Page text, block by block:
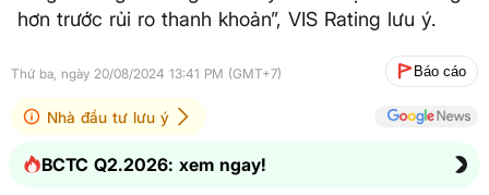
hơn trước rủi ro thanh khoản”, VIS Rating lưu ý.
Thứ ba, ngày 20/08/2024 13:41 PM (GMT+7) Báo cáo
Nhà đầu tư lưu ý
BCTC Q2.2026: xem ngay!